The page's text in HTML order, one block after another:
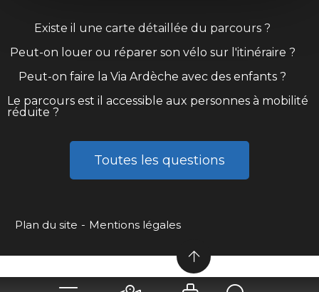
Existe il une carte détaillée du parcours ?
Peut-on louer ou réparer son vélo sur l'itinéraire ?
Peut-on faire la Via Ardèche avec des enfants ?
Le parcours est il accessible aux personnes à mobilité
réduite ?
Toutes les questions
Plan du site Mentions légales